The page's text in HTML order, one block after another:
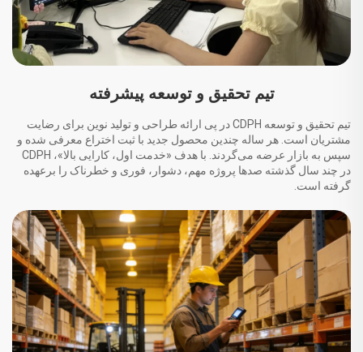
تیم تحقیق و توسعه پیشرفته
تیم تحقیق و توسعه CDPH در پی ارائه طراحی و تولید نوین برای رضایت
مشتریان است. هر ساله چندین محصول جدید با ثبت اختراع معرفی شده و
سپس به بازار عرضه می‌گردند. با هدف «خدمت اول، کارایی بالا»، CDPH
در چند سال گذشته صدها پروژه مهم، دشوار، فوری و خطرناک را برعهده
گرفته است.